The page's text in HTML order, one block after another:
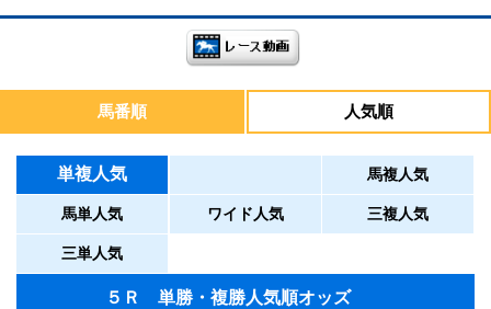
馬番順 人気順
単複人気 馬複人気
馬単人気 ワイド人気 三複人気
三単人気
５Ｒ 単勝・複勝人気順オッズ